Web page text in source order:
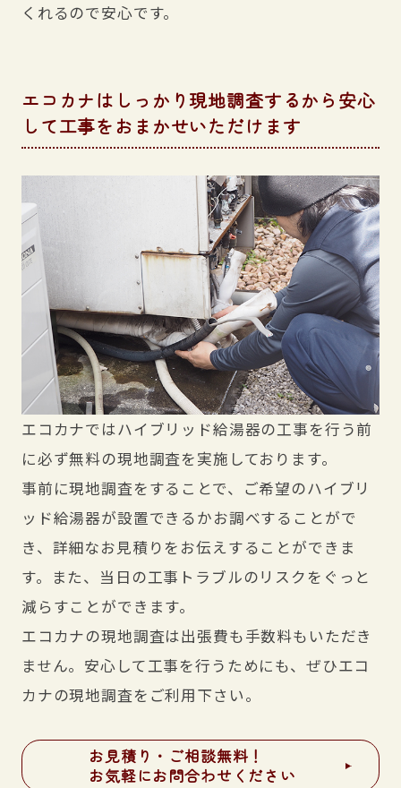
くれるので安心です。
エコカナはしっかり現地調査するから安心
して工事をおまかせいただけます
エコカナではハイブリッド給湯器の工事を行う前
に必ず無料の現地調査を実施しております。
事前に現地調査をすることで、ご希望のハイブリ
ッド給湯器が設置できるかお調べすることがで
き、詳細なお見積りをお伝えすることができま
す。また、当日の工事トラブルのリスクをぐっと
減らすことができます。
エコカナの現地調査は出張費も手数料もいただき
ません。安心して工事を行うためにも、ぜひエコ
カナの現地調査をご利用下さい。
お見積り・ご相談無料！
お気軽にお問合わせください